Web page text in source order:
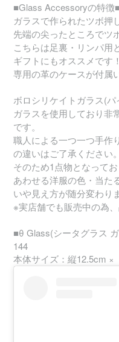
■Glass Accessoryの特徴■
ガラスで作られたツボ押
先端の尖ったところでツ
こちらは足裏・リンパ用
ギフトにもオススメです！
専用の革のケースが付属
ボロシリケイトガラス(
ガラスを使用しており非
です。
職人による一つ一つ手作
の違いはご了承ください。
そのため1点物となってお
あわせる洋服の色・当た
いや見え方が随分変わり
※実店舗でも販売中の為
■θ Glass(シータグラス
144
本体サイズ：縦12.5cm